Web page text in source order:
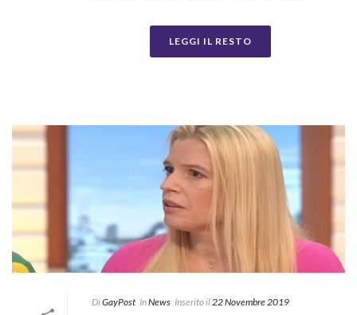
LEGGI IL RESTO
DiGayPost InNews Inserito il 22 Novembre 2019